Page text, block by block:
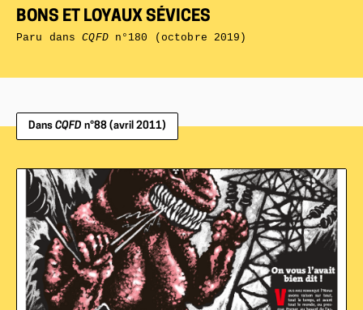
BONS ET LOYAUX SÉVICES
Paru dansCQFDn°180 (octobre 2019)
Dans CQFD n°88 (avril 2011)